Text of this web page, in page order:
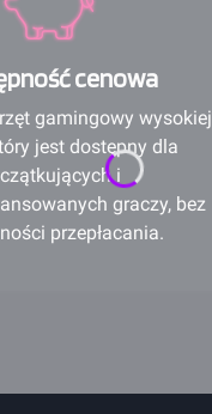
cenowa
gamingowy wysokiej
jest dostępny dla
i
graczy, bez
przepłacania.